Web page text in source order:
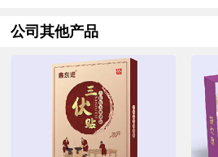
公司其他产品